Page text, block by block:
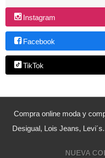
Instagram
Facebook
TikTok
Compra online moda y
Desigual, Lois Jeans,
NUEVA